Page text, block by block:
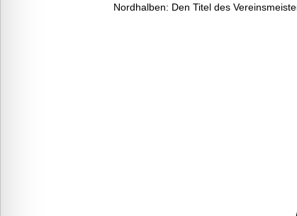
Nordhalben: Den Titel des